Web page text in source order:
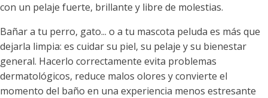
con un pelaje fuerte, brillante y libre de molestias.
Bañar a tu perro, gato... o a tu mascota peluda es más que
dejarla limpia: es cuidar su piel, su pelaje y su bienestar
general. Hacerlo correctamente evita problemas
dermatológicos, reduce malos olores y convierte el
momento del baño en una experiencia menos estresante